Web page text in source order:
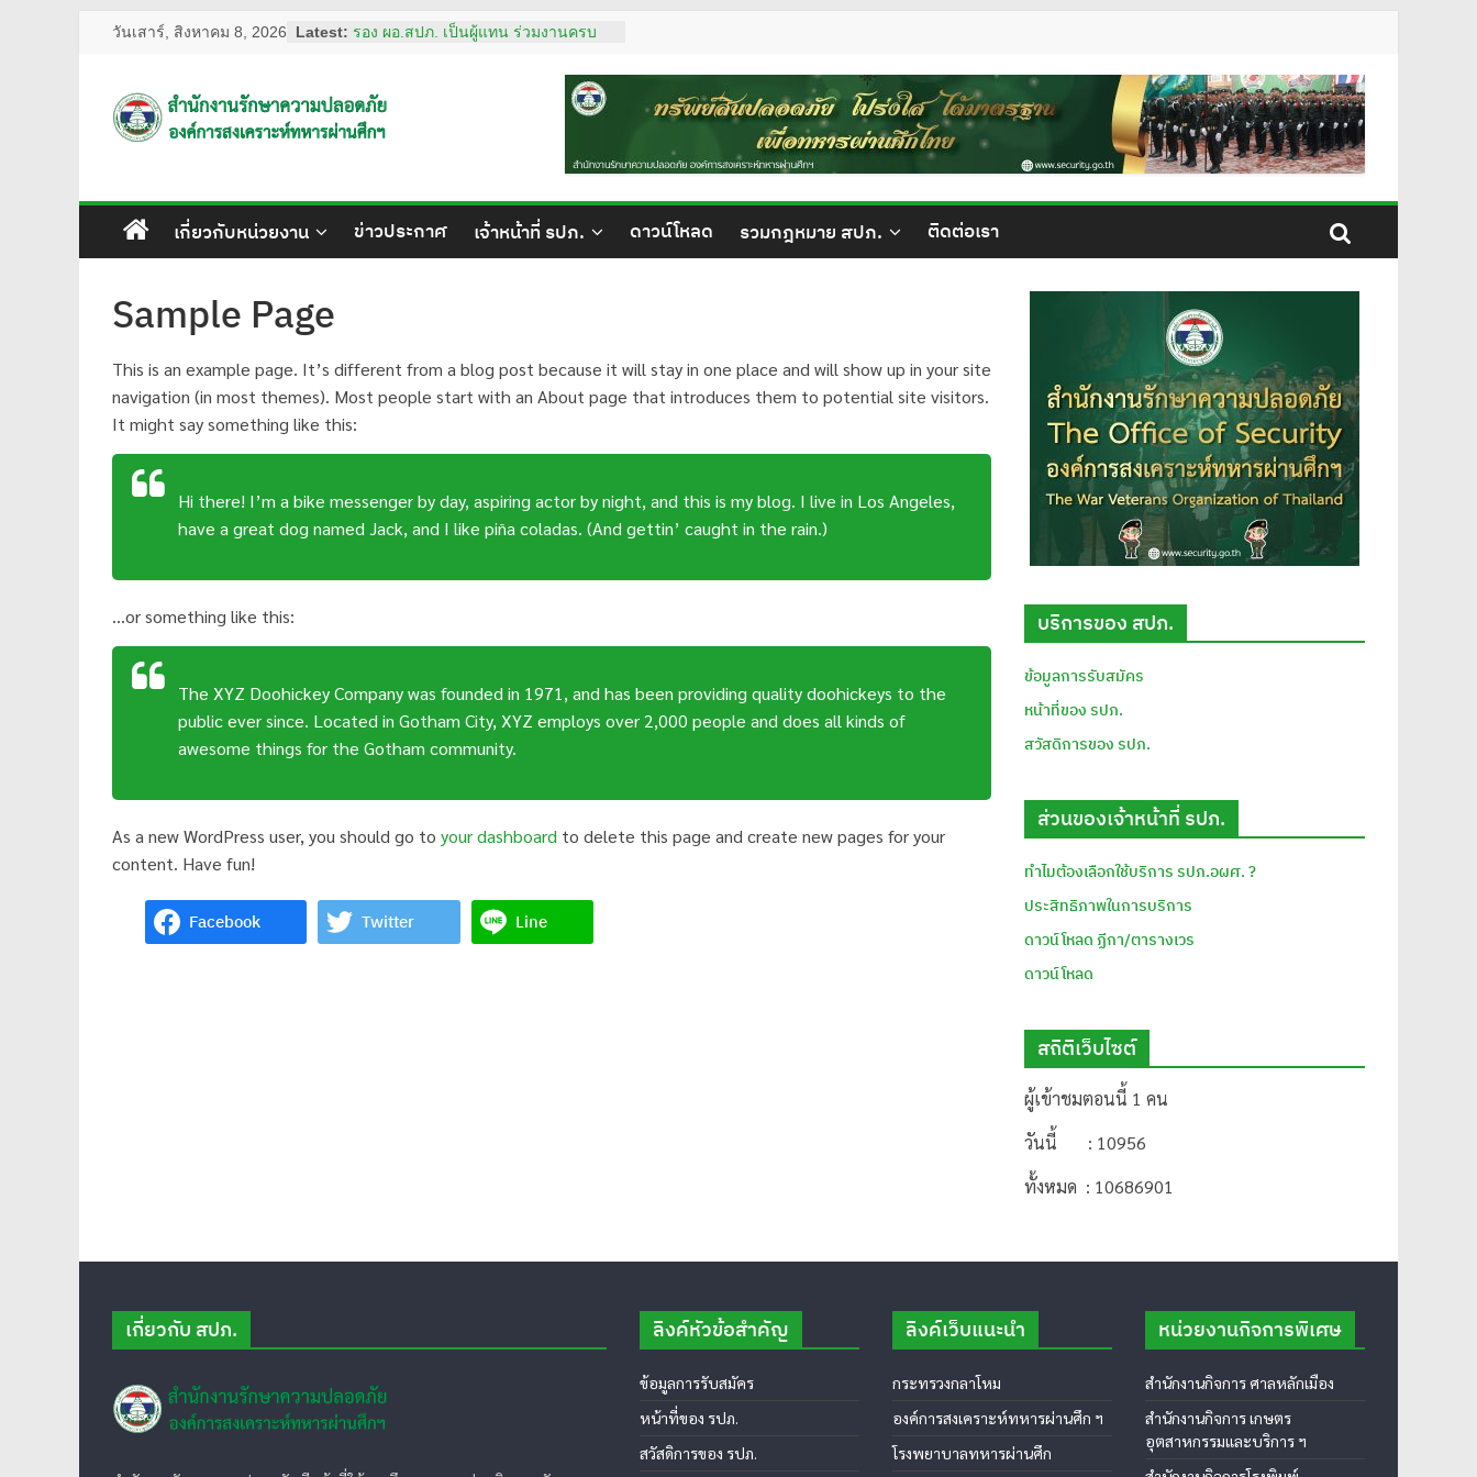
วันเสาร์, สิงหาคม 8, 2026 Latest: รอง ผอ.สปภ. เป็นผู้แทน ร่วมงานครบ
ผอ.สปภ. เดินทางตรวจเยี่ยมเจ้าหน้าที่
รปภ. ณ ศูนย์การแพทย์ปัญญานันทภิกขุ
ชลประทาน มหาวิทยาลัย
เลขานุการ อผศ. และคุณปริศนา กล่ำ
พินิจ พร้อมด้วยสื่อมวลชน เข้าเยี่ยมชม
ปฏิบัติงานเจ้าหน้าที่รักษาความปลอดภัย
ณ สวนวชิรเบญจทัศ (สวนรถไฟ)
สำนักงาน
รักษา
ความ
ปลอดภัย
อผศ.
ทรัพย์สิน
ปลอดภัย
โปร่งใส
มาตรฐาน
ไทย
เกี่ยวกับหน่วยงาน ข่าวประกาศ เจ้าหน้าที่ รปภ. ดาวน์โหลด รวมกฎหมาย สปภ. ติดต่อเรา
Sample Page
This is an example page. It’s different from a blog post because it will stay in one place and will show up in your site
navigation (in most themes). Most people start with an About page that introduces them to potential site visitors.
It might say something like this:
Hi there! I’m a bike messenger by day, aspiring actor by night, and this is my blog. I live in Los Angeles,
have a great dog named Jack, and I like piña coladas. (And gettin’ caught in the rain.)
…or something like this:
The XYZ Doohickey Company was founded in 1971, and has been providing quality doohickeys to the
public ever since. Located in Gotham City, XYZ employs over 2,000 people and does all kinds of
awesome things for the Gotham community.
As a new WordPress user, you should go to your dashboard to delete this page and create new pages for your
content. Have fun!
Facebook Twitter Line
บริการของ สปภ.
ข้อมูลการรับสมัคร
หน้าที่ของ รปภ.
สวัสดิการของ รปภ.
ส่วนของเจ้าหน้าที่ รปภ.
ทำไมต้องเลือกใช้บริการ รปภ.อผศ. ?
ประสิทธิภาพในการบริการ
ดาวน์โหลด ฏีกา/ตารางเวร
ดาวน์โหลด
สถิติเว็บไซต์
ผู้เข้าชมตอนนี้ 1 คน
วันนี้ : 10956
ทั้งหมด : 10686901
เกี่ยวกับ สปภ. ลิงค์หัวข้อสำคัญ
ข้อมูลการรับสมัคร
หน้าที่ของ รปภ.
สวัสดิการของ รปภ.
ลิงค์เว็บแนะนำ
กระทรวงกลาโหม
องค์การสงเคราะห์ทหารผ่านศึก ฯ
โรงพยาบาลทหารผ่านศึก
หน่วยงานกิจการพิเศษ
สำนักงานกิจการ ศาลหลักเมือง
สำนักงานกิจการ เกษตร
อุตสาหกรรมและบริการ ฯ